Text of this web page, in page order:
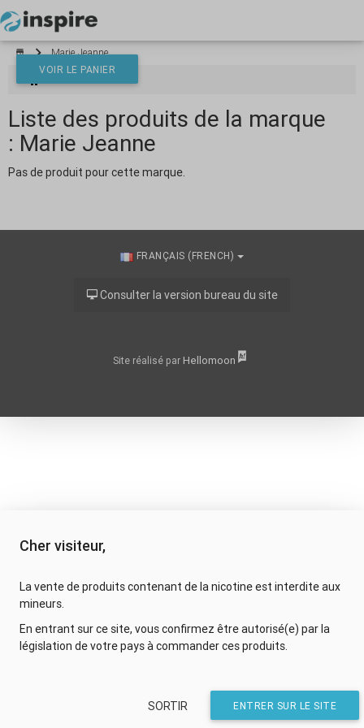
VOIR LE PANIER
Marie Jeanne
Liste des produits de la marque
: Marie Jeanne
Pas de produit pour cette marque.
FRANÇAIS (FRENCH)
Consulter la version bureau du site
Site réalisé par Hellomoon
Cher visiteur,
La vente de produits contenant de la nicotine est interdite aux
mineurs.
En entrant sur ce site, vous confirmez être autorisé(e) par la
législation de votre pays à commander ces produits.
ENTRER SUR LE SITE
SORTIR